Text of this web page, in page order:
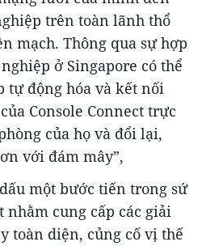
trên toàn lãnh thổ
mạch. Thông qua sự hợp
ở Singapore có thể
tự động hóa và kết nối
Console Connect trực
của họ và đổi lại,
với đám mây”,
một bước tiến trong sứ
nhằm cung cấp các giải
toàn diện, củng cố vị thế